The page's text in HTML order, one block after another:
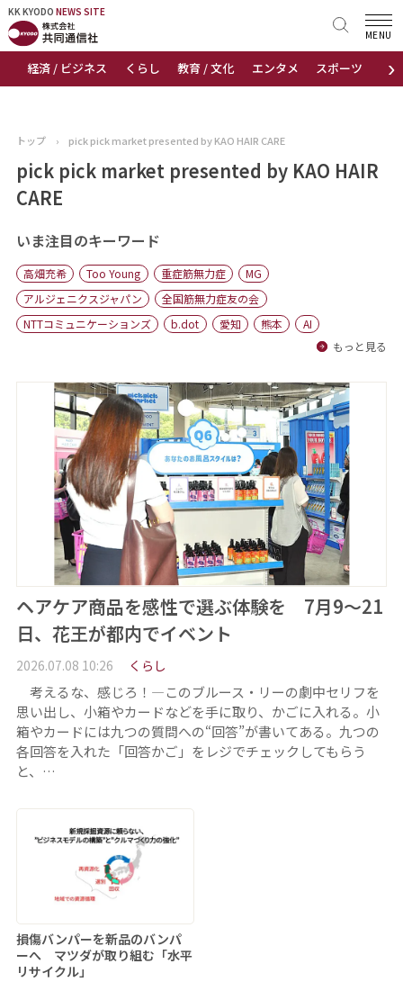
KK KYODO NEWS SITE
›
経済 / ビジネス くらし 教育 / 文化 エンタメ スポーツ 地域
MENU
KK KYODONEWS SITE
トップページ
ニュース
おすすめコンテンツ
会社概要
トップ › pick pick market presented by KAO HAIR CARE
pick pick market presented by KAO HAIR
CARE
いま注目のキーワード
高畑充希 Too Young 重症筋無力症
MG
アルジェニクスジャパン
全国筋無力症友の会
NTTコミュニケーションズ
b.dot 愛知 熊本
AI
もっと見る
ヘアケア商品を感性で選ぶ体験を 7月9～21
日、花王が都内でイベント
2026.07.08 10:26 くらし
考えるな、感じろ！―このブルース・リーの劇中セリフを
思い出し、小箱やカードなどを手に取り、かごに入れる。小
箱やカードには九つの質問への“回答”が書いてある。九つの
各回答を入れた「回答かご」をレジでチェックしてもらう
と、…
損傷バンパーを新品のバンパ
ーへ マツダが取り組む「水平
リサイクル」